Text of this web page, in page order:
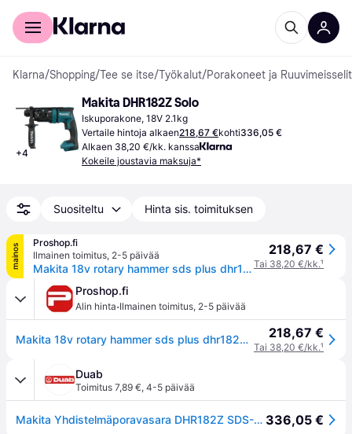
Kuluttajille
Klarna/Shopping/Tee se itse/Työkalut/Porakoneet ja Ruuvimeisselit
+4
Makita DHR182Z Solo
Iskuporakone, 18V 2.1kg
Vertaile hintoja alkaen218,67 €kohti336,05 €
Alkaen 38,20 €/kk. kanssa
Kokeile joustavia maksuja*
Suositeltu Hinta sis. toimituksen
mainos
Proshop.fi
Ilmainen toimitus, 2-5 päivää
Makita 18v rotary hammer sds plus dhr182z solo
218,67 €
Tai 38,20 €/kk.¹
Proshop.fi
Alin hinta·Ilmainen toimitus, 2-5 päivää
Makita 18v rotary hammer sds plus dhr182z solo 218,67 €
Tai 38,20 €/kk.¹
Duab
Toimitus 7,89 €, 4-5 päivää
Makita Yhdistelmäporavasara DHR182Z SDS-PLUS 18V, ilman akkua ja laturia 336,05 €